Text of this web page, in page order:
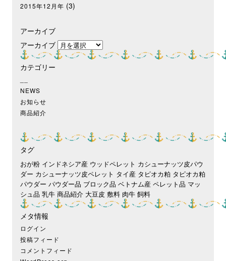
2015年12月年 (3)
アーカイブ
アーカイブ
カテゴリー
NEWS
お知らせ
商品紹介
タグ
おが粉 インドネシア産 ウッドペレット カシューナッツ皮パウ
ダー カシューナッツ皮ペレット タイ産 タピオカ粕 タピオカ粕
パウダー パウダー品 ブロック品 ベトナム産 ペレット品 マッ
シュ品 乳牛 商品紹介 大豆皮 敷料 肉牛 飼料
メタ情報
ログイン
投稿フィード
コメントフィード